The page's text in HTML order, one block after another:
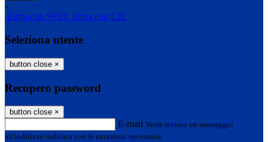
-
Entra con SPID Entra con CIE
Seleziona utente
button close ×
Recupero password
button close ×
E-mail Verrà inviato un messaggio
all'indirizzo indicato con le istruzioni necessarie.